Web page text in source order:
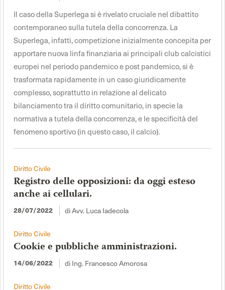
Il caso della Superlega si è rivelato cruciale nel dibattito
contemporaneo sulla tutela della concorrenza. La
Superlega, infatti, competizione inizialmente concepita per
apportare nuova linfa finanziaria ai principali club calcistici
europei nel periodo pandemico e post pandemico, si è
trasformata rapidamente in un caso giuridicamente
complesso, soprattutto in relazione al delicato
bilanciamento tra il diritto comunitario, in specie la
normativa a tutela della concorrenza, e le specificità del
fenomeno sportivo (in questo caso, il calcio).
Diritto Civile
Registro delle opposizioni: da oggi esteso
anche ai cellulari.
28/07/2022 di Avv. Luca Iadecola
Diritto Civile
Cookie e pubbliche amministrazioni.
14/06/2022 di Ing. Francesco Amorosa
Diritto Civile